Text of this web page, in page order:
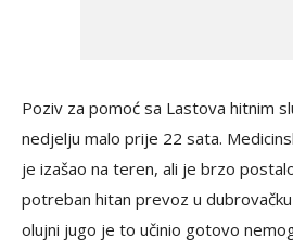
Poziv za pomoć sa Lastova hitnim
nedjelju malo prije 22 sata.
je izašao na teren, ali je brzo
potreban hitan prevoz u
olujni jugo je to učinio gotovo